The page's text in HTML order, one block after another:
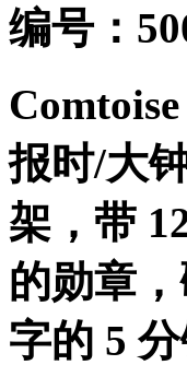
编号：
Comtoise
报时/大
架，带
的勋章
字的 5